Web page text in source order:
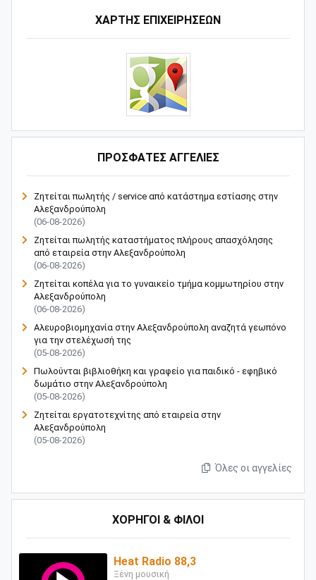
ΧΑΡΤΗΣ ΕΠΙΧΕΙΡΗΣΕΩΝ
ΠΡΟΣΦΑΤΕΣ ΑΓΓΕΛΙΕΣ
Ζητείται πωλητής / service από κατάστημα εστίασης στην
Αλεξανδρούπολη
(06-08-2026)
Ζητείται πωλητής καταστήματος πλήρους απασχόλησης
από εταιρεία στην Αλεξανδρούπολη
(06-08-2026)
Ζητείται κοπέλα για το γυναικείο τμήμα κομμωτηρίου στην
Αλεξανδρούπολη
(06-08-2026)
Αλευροβιομηχανία στην Αλεξανδρούπολη αναζητά γεωπόνο
για την στελέχωσή της
(05-08-2026)
Πωλούνται βιβλιοθήκη και γραφείο για παιδικό - εφηβικό
δωμάτιο στην Αλεξανδρούπολη
(05-08-2026)
Ζητείται εργατοτεχνίτης από εταιρεία στην
Αλεξανδρούπολη
(05-08-2026)
Όλες οι αγγελίες
ΧΟΡΗΓΟΙ & ΦΙΛΟΙ
Heat Radio 88,3
Ξένη μουσική